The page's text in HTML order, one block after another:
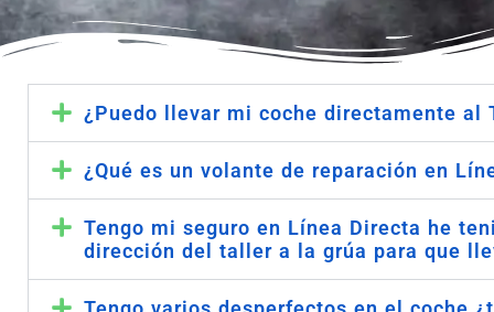
¿Puedo llevar mi coche directamente al
¿Qué es un volante de reparación en
Tengo mi seguro en Línea Directa he
dirección del taller a la grúa para que